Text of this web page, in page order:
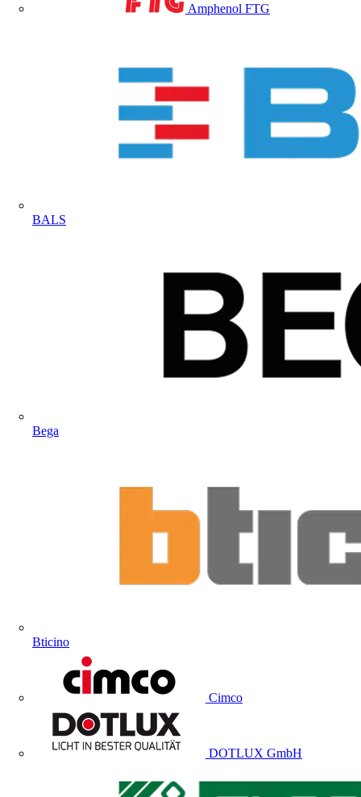
Amphenol FTG
BALS
Bega
Bticino
Cimco
DOTLUX GmbH